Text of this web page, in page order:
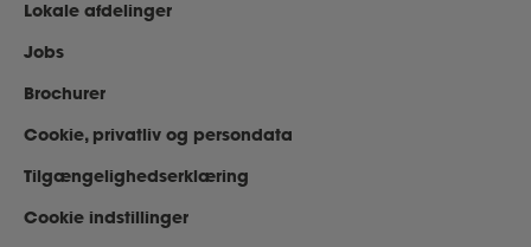
Lokale afdelinger
Jobs
Brochurer
Cookie, privatliv og persondata
Tilgængelighedserklæring
Cookie indstillinger